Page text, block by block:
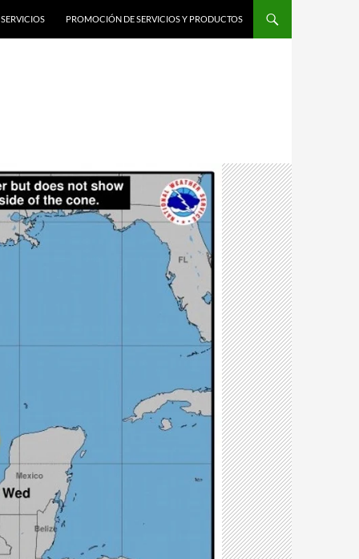
SERVICIOS PROMOCIÓN DE SERVICIOS Y PRODUCTOS